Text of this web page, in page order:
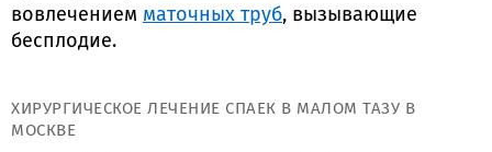
вовлечением маточных труб, вызывающие
бесплодие.
ХИРУРГИЧЕСКОЕ ЛЕЧЕНИЕ СПАЕК В МАЛОМ ТАЗУ В
МОСКВЕ